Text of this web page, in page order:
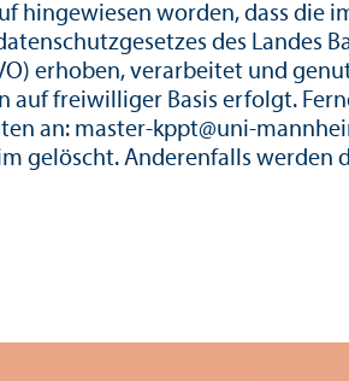
hingewiesen worden, dass die
des Landes
erhoben, verarbeitet und
auf freiwilliger Basis erfolgt.
an: master-kppt@uni-
gelöscht. Anderenfalls werden